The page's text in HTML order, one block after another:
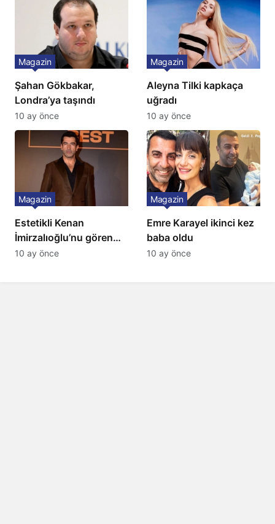
Şahan Gökbakar,
Londra’ya taşındı
Magazin
10 ay önce
Aleyna Tilki kapkaça
uğradı
Magazin
10 ay önce
Estetikli Kenan
İmirzalıoğlu’nu gören
tanıyamıyor: Son hali
Magazin
10 ay önce
Emre Karayel ikinci kez
baba oldu
Magazin
10 ay önce